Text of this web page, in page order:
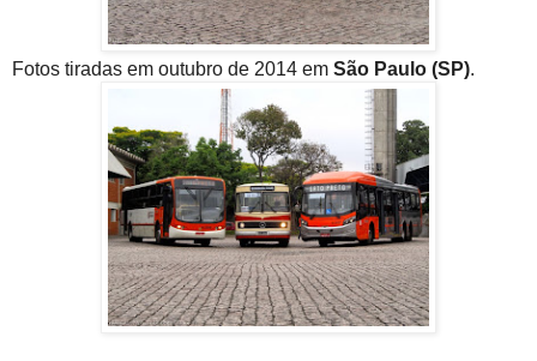
Fotos tiradas em outubro de 2014 em São Paulo (SP).